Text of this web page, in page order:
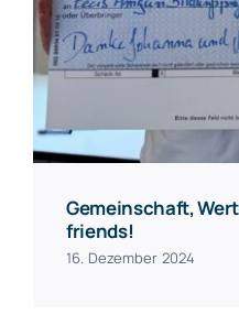
Gemeinschaft,
friends!
16. Dezember 2024